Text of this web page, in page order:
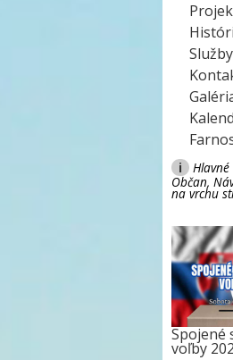
Služby
i
Občan,
na vrchu
Spojené
voľby